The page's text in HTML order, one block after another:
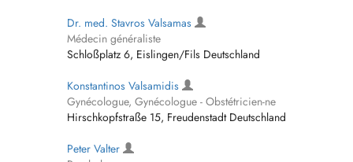
Dr. med. Stavros Valsamas
Médecin généraliste
Schloßplatz 6, Eislingen/Fils Deutschland
Konstantinos Valsamidis
Gynécologue, Gynécologue - Obstétricien-ne
Hirschkopfstraße 15, Freudenstadt Deutschland
Peter Valter